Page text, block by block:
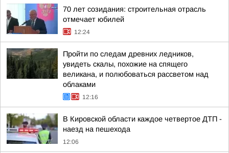
70 лет созидания: строительная отрасль
отмечает юбилей
12:24
Пройти по следам древних ледников,
увидеть скалы, похожие на спящего
великана, и полюбоваться рассветом над
облаками
12:16
В Кировской области каждое четвертое ДТП -
наезд на пешехода
12:06